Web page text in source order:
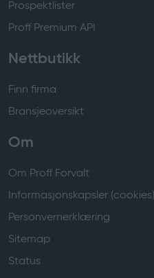
Prospektlister
Proff Premium API
Nettbutikk
Finn firma
Bransjeoversikt
Om
Om Proff Forvalt
Informasjonskapsler (cookies)
Personvernerklæring
Sitemap
Status